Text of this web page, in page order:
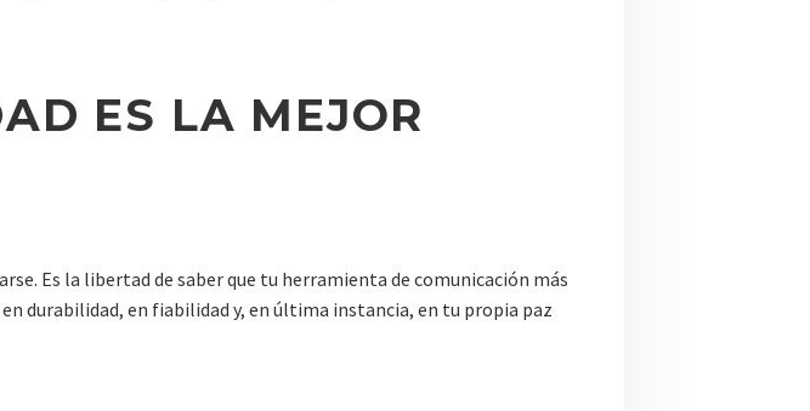
ES LA MEJOR
Es la libertad de saber que tu herramienta de comunicación más
durabilidad, en fiabilidad y, en última instancia, en tu propia paz